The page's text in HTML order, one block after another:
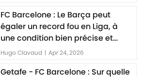
FC Barcelone : Le Barça peut
égaler un record fou en Liga, à
une condition bien précise et
élevée
Hugo Clavaud | Apr 24, 2026
Getafe - FC Barcelone : Sur quelle